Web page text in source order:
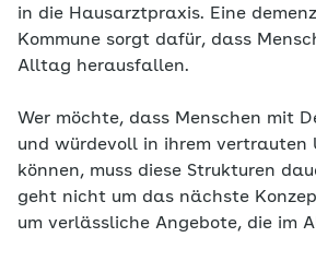
in die Hausarztpraxis. Eine
Kommune sorgt dafür, dass
Alltag herausfallen.
Wer möchte, dass Menschen mit
und würdevoll in ihrem vertrauten
können, muss diese Strukturen
geht nicht um das nächste
um verlässliche Angebote, die im